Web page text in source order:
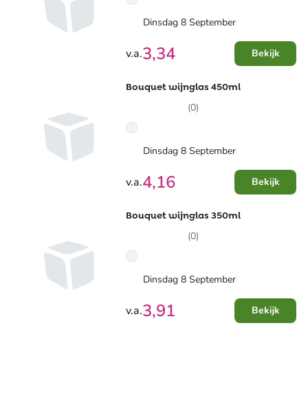
Dinsdag 8 September
v.a.3,34 Bekijk
Bouquet wijnglas 450ml
(0)
Dinsdag 8 September
v.a.4,16 Bekijk
Bouquet wijnglas 350ml
(0)
Dinsdag 8 September
v.a.3,91 Bekijk